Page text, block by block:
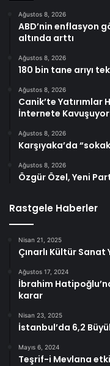
Ağustos 8, 2026
ABD’nin enflasyon
altında arttı
Ağustos 8, 2026
180 bin tane arıyı
Ağustos 8, 2026
Canik’te Yatırımlar
İnternete Kavuşuyor
Ağustos 8, 2026
Karşıyaka’da
Ağustos 8, 2026
Özgür Özel, Yeni
Rastgele Haberler
Nisan 21, 2025
Çınarlı Kültür Sanat
Ağustos 17, 2024
İbrahim
karar
Nisan 23, 2025
İstanbul’da 6,2
Mayıs 6, 2024
Teşrif-i Mevlana